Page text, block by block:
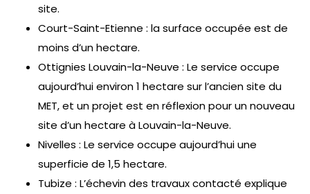
site.
Court-Saint-Etienne : la surface occupée est de
moins d’un hectare.
Ottignies Louvain-la-Neuve : Le service occupe
aujourd’hui environ 1 hectare sur l’ancien site du
MET, et un projet est en réflexion pour un nouveau
site d’un hectare à Louvain-la-Neuve.
Nivelles : Le service occupe aujourd’hui une
superficie de 1,5 hectare.
Tubize : L’échevin des travaux contacté explique